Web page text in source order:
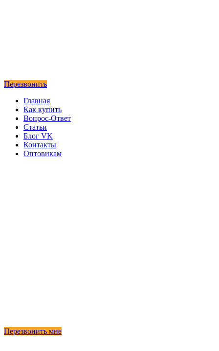
Перезвонить
Главная
Как купить
Вопрос-Ответ
Статьи
Блог VK
Контакты
Оптовикам
Перезвонить мне